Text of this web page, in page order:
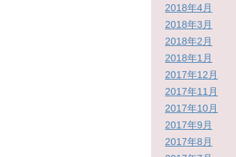
2018年4月
2018年3月
2018年2月
2018年1月
2017年12月
2017年11月
2017年10月
2017年9月
2017年8月